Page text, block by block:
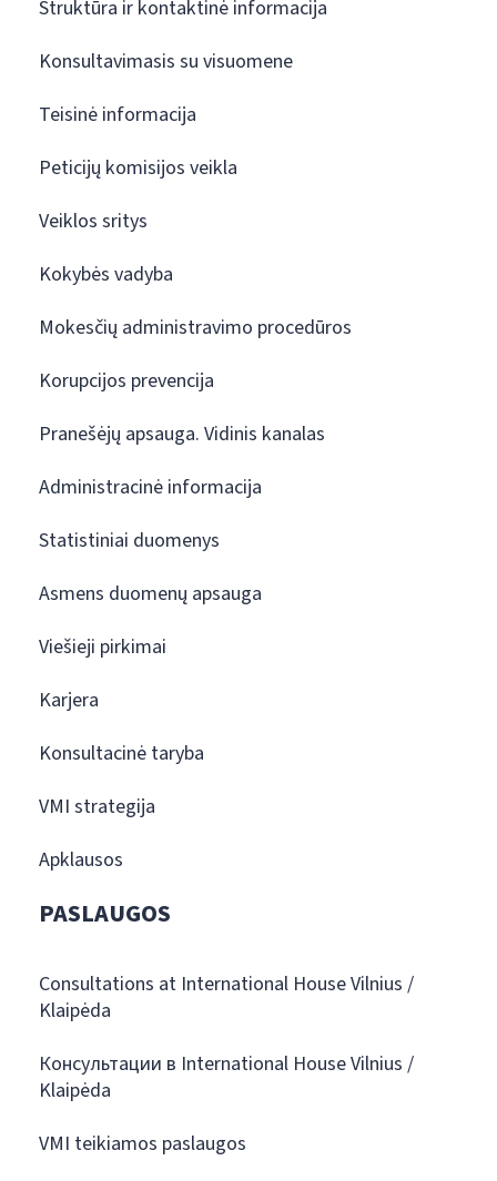
Struktūra ir kontaktinė informacija
Konsultavimasis su visuomene
Teisinė informacija
Peticijų komisijos veikla
Veiklos sritys
Kokybės vadyba
Mokesčių administravimo procedūros
Korupcijos prevencija
Pranešėjų apsauga. Vidinis kanalas
Administracinė informacija
Statistiniai duomenys
Asmens duomenų apsauga
Viešieji pirkimai
Karjera
Konsultacinė taryba
VMI strategija
Apklausos
PASLAUGOS
Consultations at International House Vilnius /
Klaipėda
Консультации в International House Vilnius /
Klaipėda
VMI teikiamos paslaugos